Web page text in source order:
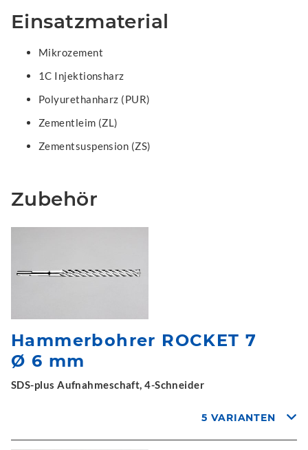
Einsatzmaterial
Mikrozement
1C Injektionsharz
Polyurethanharz (PUR)
Zementleim (ZL)
Zementsuspension (ZS)
Zubehör
Hammerbohrer ROCKET 7
Ø 6 mm
SDS-plus Aufnahmeschaft, 4-Schneider
5 VARIANTEN